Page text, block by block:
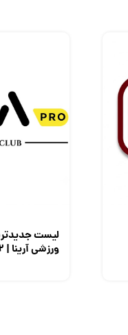
لیست
ورزشی آرینا | ۱۲ مرداد ۱۴۰۵